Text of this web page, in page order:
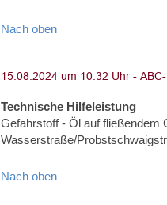
Nach oben
Technische Hilfeleistung
Gefahrstoff - Öl auf fließendem
Wasserstraße/
Nach oben